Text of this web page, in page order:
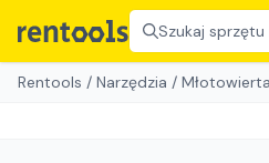
Szukaj
Rentools / Narzędzia /